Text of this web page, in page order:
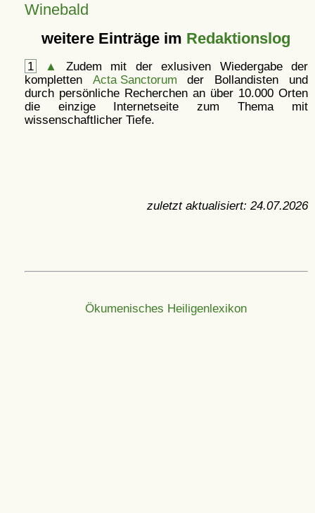
Winebald
weitere Einträge im Redaktionslog
1 ▲
Zudem mit der exlusiven Wiedergabe der
kompletten Acta Sanctorum der Bollandisten und
durch persönliche Recherchen an über 10.000 Orten
die einzige Internetseite zum Thema mit
wissenschaftlicher Tiefe.
zuletzt aktualisiert: 24.07.2026
Ökumenisches Heiligenlexikon